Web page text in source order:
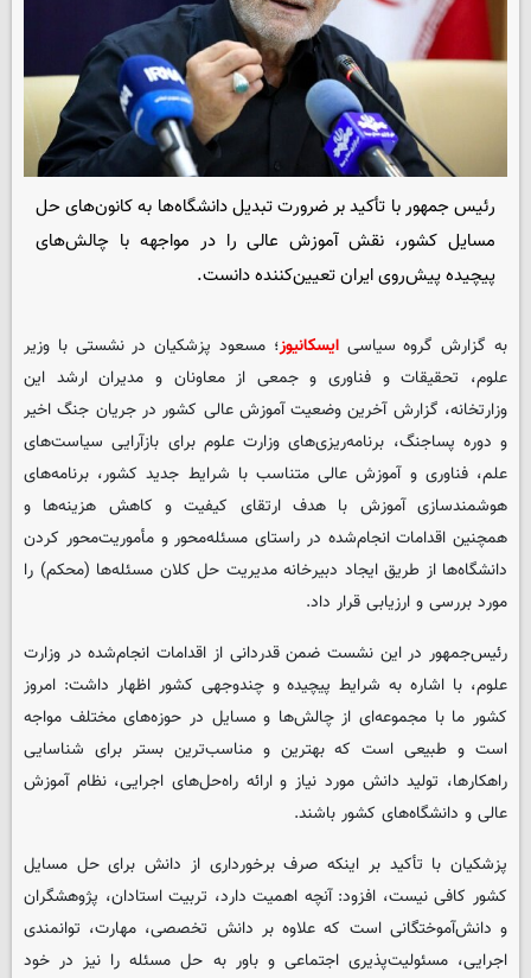
رئیس جمهور با تأکید بر ضرورت تبدیل دانشگاه‌ها به کانون‌های حل
مسایل کشور، نقش آموزش عالی را در مواجهه با چالش‌های
پیچیده پیش‌روی ایران تعیین‌کننده دانست.
به گزارش گروه سیاسیایسکانیوز؛ مسعود پزشکیان در نشستی با وزیر
علوم، تحقیقات و فناوری و جمعی از معاونان و مدیران ارشد این
وزارتخانه، گزارش آخرین وضعیت آموزش عالی کشور در جریان جنگ اخیر
و دوره پساجنگ، برنامه‌ریزی‌های وزارت علوم برای بازآرایی سیاست‌های
علم، فناوری و آموزش عالی متناسب با شرایط جدید کشور، برنامه‌های
هوشمندسازی آموزش با هدف ارتقای کیفیت و کاهش هزینه‌ها و
همچنین اقدامات انجام‌شده در راستای مسئله‌محور و مأموریت‌محور کردن
دانشگاه‌ها از طریق ایجاد دبیرخانه مدیریت حل کلان ‌مسئله‌ها (محکم) را
مورد بررسی و ارزیابی قرار داد.
رئیس‌جمهور در این نشست ضمن قدردانی از اقدامات انجام‌شده در وزارت
علوم، با اشاره به شرایط پیچیده و چندوجهی کشور اظهار داشت: امروز
کشور ما با مجموعه‌ای از چالش‌ها و مسایل در حوزه‌های مختلف مواجه
است و طبیعی است که بهترین و مناسب‌ترین بستر برای شناسایی
راهکارها، تولید دانش مورد نیاز و ارائه راه‌حل‌های اجرایی، نظام آموزش
عالی و دانشگاه‌های کشور باشند.
پزشکیان با تأکید بر اینکه صرف برخورداری از دانش برای حل مسایل
کشور کافی نیست، افزود: آنچه اهمیت دارد، تربیت استادان، پژوهشگران
و دانش‌آموختگانی است که علاوه بر دانش تخصصی، مهارت، توانمندی
اجرایی، مسئولیت‌پذیری اجتماعی و باور به حل مسئله را نیز در خود